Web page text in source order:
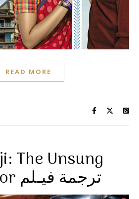
READ MORE
The Unsung
Warrior ترجمة فيـلم